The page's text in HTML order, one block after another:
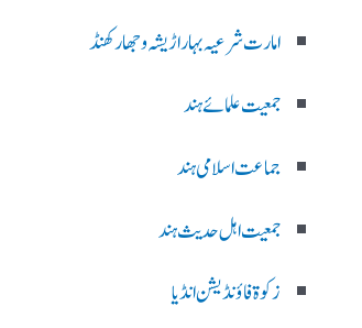
امارت شرعیہ بہار اڑیشہ و جھارکھنڈ
جمعیت علمائے ہند
جماعت اسلامی ہند
جمعیت اہل حدیث ہند
زکوۃ فاؤنڈیشن انڈیا